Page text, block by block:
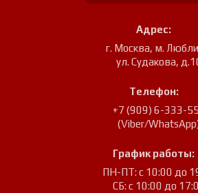
Адрес:
г. Москва, м.
ул. Судакова,
Телефон:
+7 (909) 6-333-
(Viber/
График работы:
ПН-ПТ: с 10:00 до
СБ: с 10:00 до